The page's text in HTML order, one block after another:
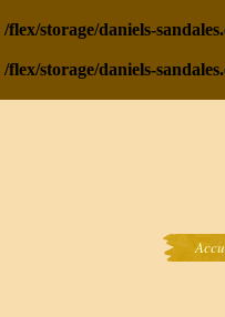
/flex/storage/daniels-
/flex/storage/daniels-